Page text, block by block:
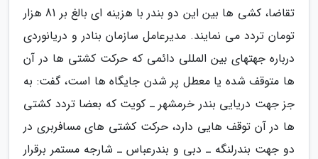
تقاضا، کشی ها بین این دو بندر با هزینه ای بالغ بر 81 هزار
تومان تردد می نمایند. مدیرعامل سازمان بنادر و دریانوردی
درباره جهتهای بین المللی دائمی که حرکت کشتی ها در آن
ها متوقف شده یا معطل پر شدن جایگاه ها است، گفت: به
جز جهت دریایی بندر خرمشهر ـ کویت که بعضا تردد کشتی
ها در آن توقف هایی دارد، حرکت کشتی های مسافربری در
دو جهت بندرلنگه ـ دبی و بندرعباس ـ شارجه مستمر برقرار